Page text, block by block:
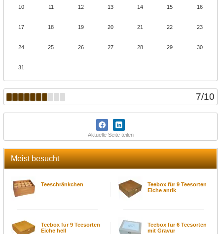
10 11 12 13 14 15 16
17 18 19 20 21 22 23
24 25 26 27 28 29 30
31
7/10
Aktuelle Seite teilen
Meist besucht
Teeschränkchen
Teebox für 9 Teesorten
Eiche antik
Teebox für 9 Teesorten
Eiche hell
Teebox für 6 Teesorten
mit Gravur